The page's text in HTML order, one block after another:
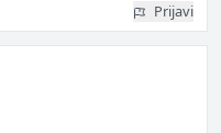
Prijavi